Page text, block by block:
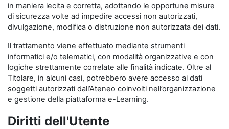
in maniera lecita e corretta, adottando le opportune misure
di sicurezza volte ad impedire accessi non autorizzati,
divulgazione, modifica o distruzione non autorizzata dei dati.
Il trattamento viene effettuato mediante strumenti
informatici e/o telematici, con modalità organizzative e con
logiche strettamente correlate alle finalità indicate. Oltre al
Titolare, in alcuni casi, potrebbero avere accesso ai dati
soggetti autorizzati dall’Ateneo coinvolti nell’organizzazione
e gestione della piattaforma e-Learning.
Diritti dell'Utente